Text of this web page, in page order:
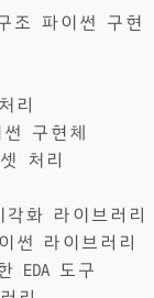
조 파이썬 구현
리
구현체
처리
화 라이브러리
썬 라이브러리
EDA 도구